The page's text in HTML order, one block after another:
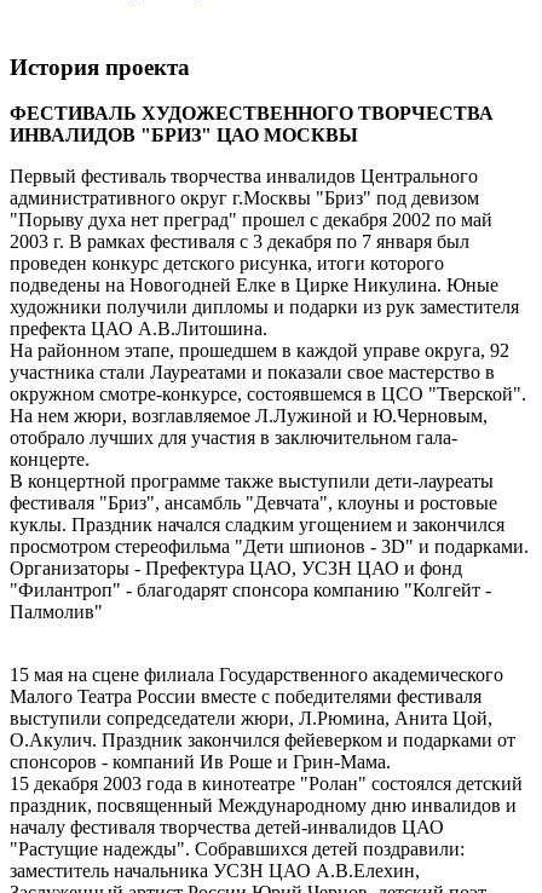
История проекта
ФЕСТИВАЛЬ ХУДОЖЕСТВЕННОГО ТВОРЧЕСТВА
ИНВАЛИДОВ "БРИЗ" ЦАО МОСКВЫ
Первый фестиваль творчества инвалидов Центрального
административного округ г.Москвы "Бриз" под девизом
"Порыву духа нет преград" прошел с декабря 2002 по май
2003 г. В рамках фестиваля с 3 декабря по 7 января был
проведен конкурс детского рисунка, итоги которого
подведены на Новогодней Елке в Цирке Никулина. Юные
художники получили дипломы и подарки из рук заместителя
префекта ЦАО А.В.Литошина.
На районном этапе, прошедшем в каждой управе округа, 92
участника стали Лауреатами и показали свое мастерство в
окружном смотре-конкурсе, состоявшемся в ЦСО "Тверской".
На нем жюри, возглавляемое Л.Лужиной и Ю.Черновым,
отобрало лучших для участия в заключительном гала-
концерте.
В концертной программе также выступили дети-лауреаты
фестиваля "Бриз", ансамбль "Девчата", клоуны и ростовые
куклы. Праздник начался сладким угощением и закончился
просмотром стереофильма "Дети шпионов - 3D" и подарками.
Организаторы - Префектура ЦАО, УСЗН ЦАО и фонд
"Филантроп" - благодарят спонсора компанию "Колгейт -
Палмолив"
15 мая на сцене филиала Государственного академического
Малого Театра России вместе с победителями фестиваля
выступили сопредседатели жюри, Л.Рюмина, Анита Цой,
О.Акулич. Праздник закончился фейеверком и подарками от
спонсоров - компаний Ив Роше и Грин-Мама.
15 декабря 2003 года в кинотеатре "Ролан" состоялся детский
праздник, посвященный Международному дню инвалидов и
началу фестиваля творчества детей-инвалидов ЦАО
"Растущие надежды". Собравшихся детей поздравили:
заместитель начальника УСЗН ЦАО А.В.Елехин,